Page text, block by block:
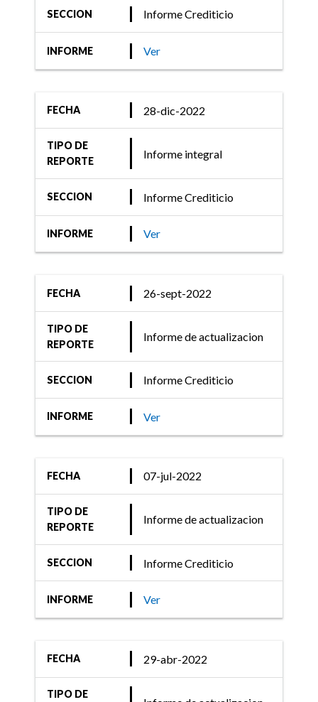
SECCION Informe Crediticio
INFORME Ver
FECHA 28-dic-2022
TIPO DE
REPORTE
Informe integral
SECCION Informe Crediticio
INFORME Ver
FECHA 26-sept-2022
TIPO DE
REPORTE
Informe de actualizacion
SECCION Informe Crediticio
INFORME Ver
FECHA 07-jul-2022
TIPO DE
REPORTE
Informe de actualizacion
SECCION Informe Crediticio
INFORME Ver
FECHA 29-abr-2022
TIPO DE